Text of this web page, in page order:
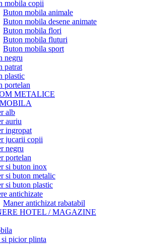
mobila copii
Buton mobila animale
Buton mobila desene animate
Buton mobila flori
Buton mobila fluturi
Buton mobila sport
negru
patrat
plastic
portelan
METALICE
alb
auriu
ingropat
jucarii copii
negru
portelan
si buton inox
si buton metalic
si buton plastic
antichizate
Maner antichizat rabatabil
HOTEL / MAGAZINE
picior plinta